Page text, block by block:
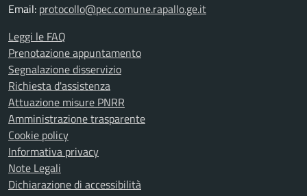
Email: protocollo@pec.comune.rapallo.ge.it
Leggi le FAQ
Prenotazione appuntamento
Segnalazione disservizio
Richiesta d'assistenza
Attuazione misure PNRR
Amministrazione trasparente
Cookie policy
Informativa privacy
Note Legali
Dichiarazione di accessibilità